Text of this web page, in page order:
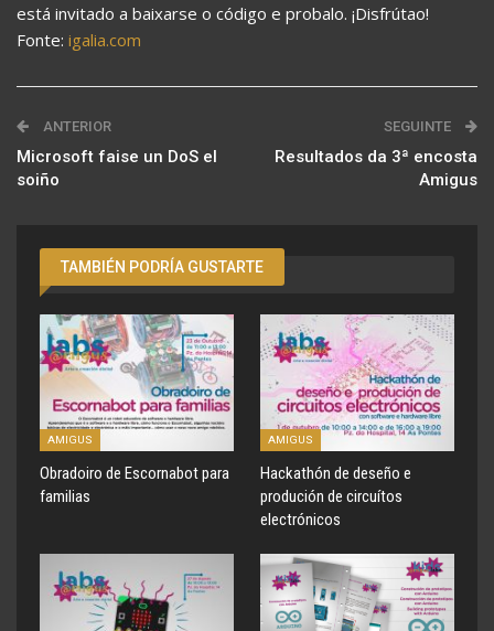
está invitado a baixarse o código e probalo. ¡Disfrútao!
Fonte: igalia.com
ANTERIOR
Microsoft faise un DoS el
soiño
SEGUINTE
Resultados da 3ª encosta
Amigus
TAMBIÉN PODRÍA GUSTARTE
AMIGUS
Obradoiro de Escornabot para
familias
AMIGUS
Hackathón de deseño e
produción de circuítos
electrónicos